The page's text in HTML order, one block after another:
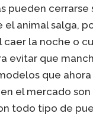
pueden cerrarse
el animal salga,
caer la noche o
evitar que
que
el mercado
todo tipo de